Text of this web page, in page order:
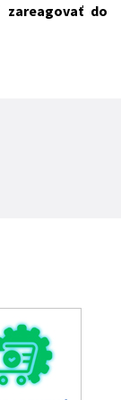
zareagovať do